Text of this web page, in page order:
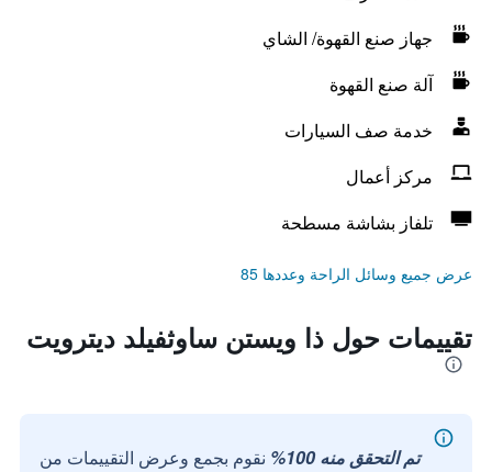
جهاز صنع القهوة/ الشاي
آلة صنع القهوة
خدمة صف السيارات
مركز أعمال
تلفاز بشاشة مسطحة
عرض جميع وسائل الراحة وعددها 85
تقييمات حول ذا ويستن ساوثفيلد ديترويت
تم التحقق منه 100%
نقوم بجمع وعرض التقييمات من